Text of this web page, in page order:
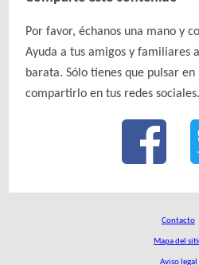
Por favor, échanos una mano y
Ayuda a tus amigos y familiares
barata. Sólo tienes que pulsar
compartirlo en tus redes
Contacto
Mapa del
Aviso legal